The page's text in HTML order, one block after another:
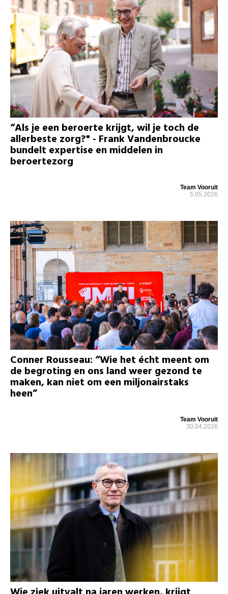
“Als je een beroerte krijgt, wil je toch de
allerbeste zorg?" - Frank Vandenbroucke
bundelt expertise en middelen in
beroertezorg
Team Vooruit
5.05.2026
Conner Rousseau: “Wie het écht meent om
de begroting en ons land weer gezond te
maken, kan niet om een miljonairstaks
heen”
Team Vooruit
30.04.2026